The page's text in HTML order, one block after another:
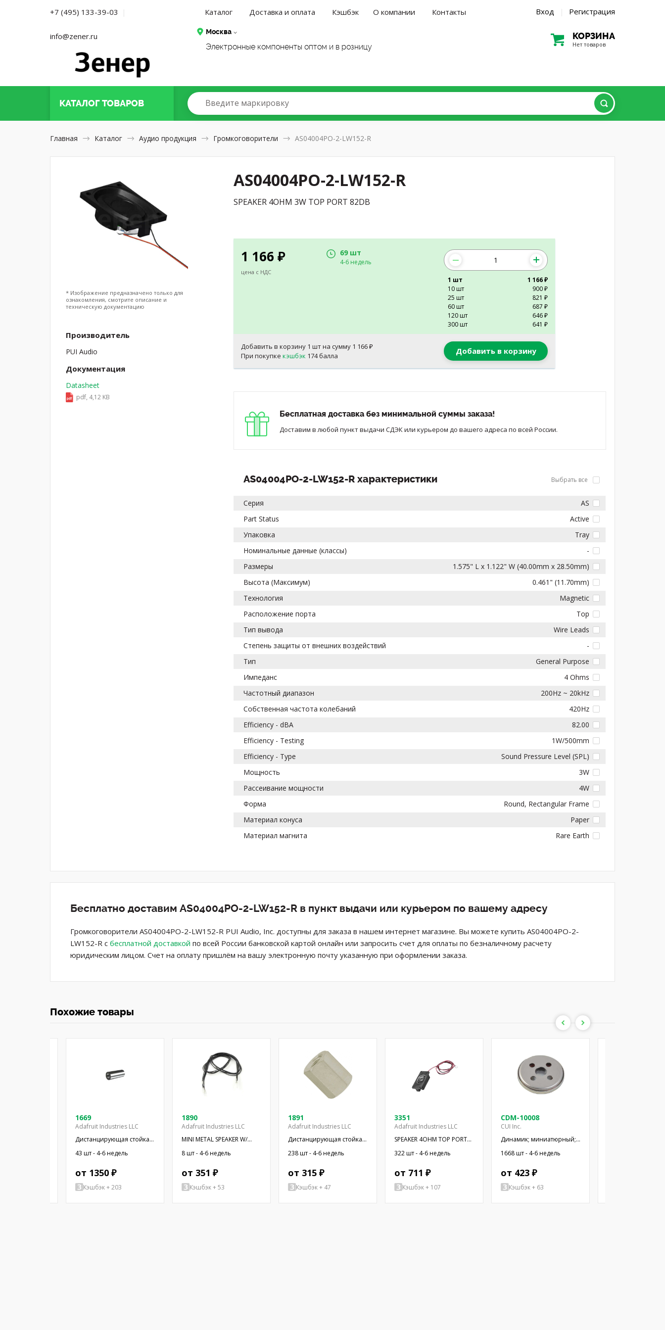
+7 (495) 133-39-03 |
info@zener.ru
Каталог Доставка и оплата Кэшбэк О компании Контакты Вход | Регистрация
Москва
Электронные компоненты оптом и в розницу
КОРЗИНА
Нет товаров
КАТАЛОГТОВАРОВ Введите маркировку
Главная Каталог Аудио продукция Громкоговорители AS04004PO-2-LW152-R
AS04004PO-2-LW152-R
SPEAKER 4OHM 3W TOP PORT 82DB
1 166 ₽
цена с НДС
69 шт
4-6 недель
1 шт
1 166 ₽
10 шт
900 ₽
25 шт
821 ₽
60 шт
687 ₽
120 шт
646 ₽
300 шт
641 ₽
Добавить в корзину 1 шт на сумму 1 166 ₽
При покупкекэшбэк 174 балла Добавить в корзину
Бесплатная доставка без минимальной суммы заказа!
Доставим в любой пункт выдачи СДЭК или курьером до вашего адреса по всей России.
AS04004PO-2-LW152-R характеристики Выбрать все
Серия
AS
Part Status
Active
Упаковка
Tray
Номинальные данные (классы)
-
Размеры
1.575" L x 1.122" W (40.00mm x 28.50mm)
Высота (Максимум)
0.461" (11.70mm)
Технология
Magnetic
Расположение порта
Top
Тип вывода
Wire Leads
Степень защиты от внешних воздействий
-
Тип
General Purpose
Импеданс
4 Ohms
Частотный диапазон
200Hz ~ 20kHz
Собственная частота колебаний
420Hz
Efficiency - dBA
82.00
Efficiency - Testing
1W/500mm
Efficiency - Type
Sound Pressure Level (SPL)
Мощность
3W
Рассеивание мощности
4W
Форма
Round, Rectangular Frame
Материал конуса
Paper
Материал магнита
Rare Earth
* Изображение предназначено только для
ознакомления, смотрите описание и
техническую документацию
Производитель
PUI Audio
Документация
Datasheet
pdf, 4,12 KB
Бесплатно доставим AS04004PO-2-LW152-R в пункт выдачи или курьером по вашему адресу
Громкоговорители AS04004PO-2-LW152-R PUI Audio, Inc. доступны для заказа в нашем интернет магазине. Вы можете купить AS04004PO-2-
LW152-R с бесплатной доставкой по всей России банковской картой онлайн или запросить счет для оплаты по безналичному расчету
юридическим лицом. Счет на оплату пришлём на вашу электронную почту указанную при оформлении заказа.
Похожие товары
1669
Adafruit Industries LLC
Дистанцирующая стойка;
38,1мм; цилиндрическая;
латунь; никель
43 шт - 4-6 недель
от 1350 ₽
Кэшбэк + 203
1890
Adafruit Industries LLC
MINI METAL SPEAKER W/
WIRES
8 шт - 4-6 недель
от 351 ₽
Кэшбэк + 53
1891
Adafruit Industries LLC
Дистанцирующая стойка с
резьбой; 6,4мм;
Внутр.резьба: UNC4-40
238 шт - 4-6 недель
от 315 ₽
Кэшбэк + 47
3351
Adafruit Industries LLC
SPEAKER 4OHM TOP PORT
OVAL RECT
322 шт - 4-6 недель
от 711 ₽
Кэшбэк + 107
CDM-10008
CUI Inc.
Динамик; миниатюрный;
300мВт; 8Ом; Ø10x2,9мм;
20кГц; Ø: 10мм; ПЭТ
1668 шт - 4-6 недель
от 423 ₽
Кэшбэк + 63